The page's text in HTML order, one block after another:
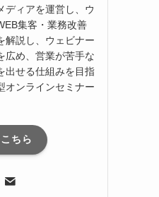
ディアを運営し、ウ
集客・業務改善
解説し、ウェビナー
広め、営業が苦手な
出せる仕組みを目指
オンラインセミナー
ちら